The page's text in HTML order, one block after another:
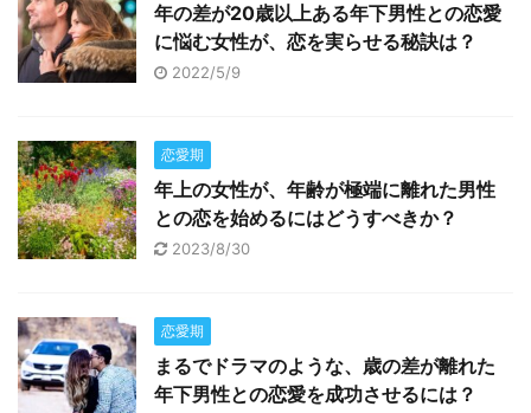
年の差が20歳以上ある年下男性との恋愛
に悩む女性が、恋を実らせる秘訣は？
2022/5/9
恋愛期
年上の女性が、年齢が極端に離れた男性
との恋を始めるにはどうすべきか？
2023/8/30
恋愛期
まるでドラマのような、歳の差が離れた
年下男性との恋愛を成功させるには？